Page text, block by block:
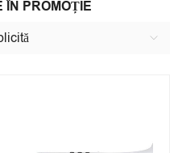
PROMOȚIE